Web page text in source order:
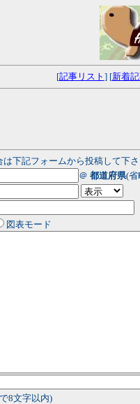
[記事リスト ] [新着
は下記フォームから投稿して下
＠ 都道府県(省
図表モード
8文字以内)